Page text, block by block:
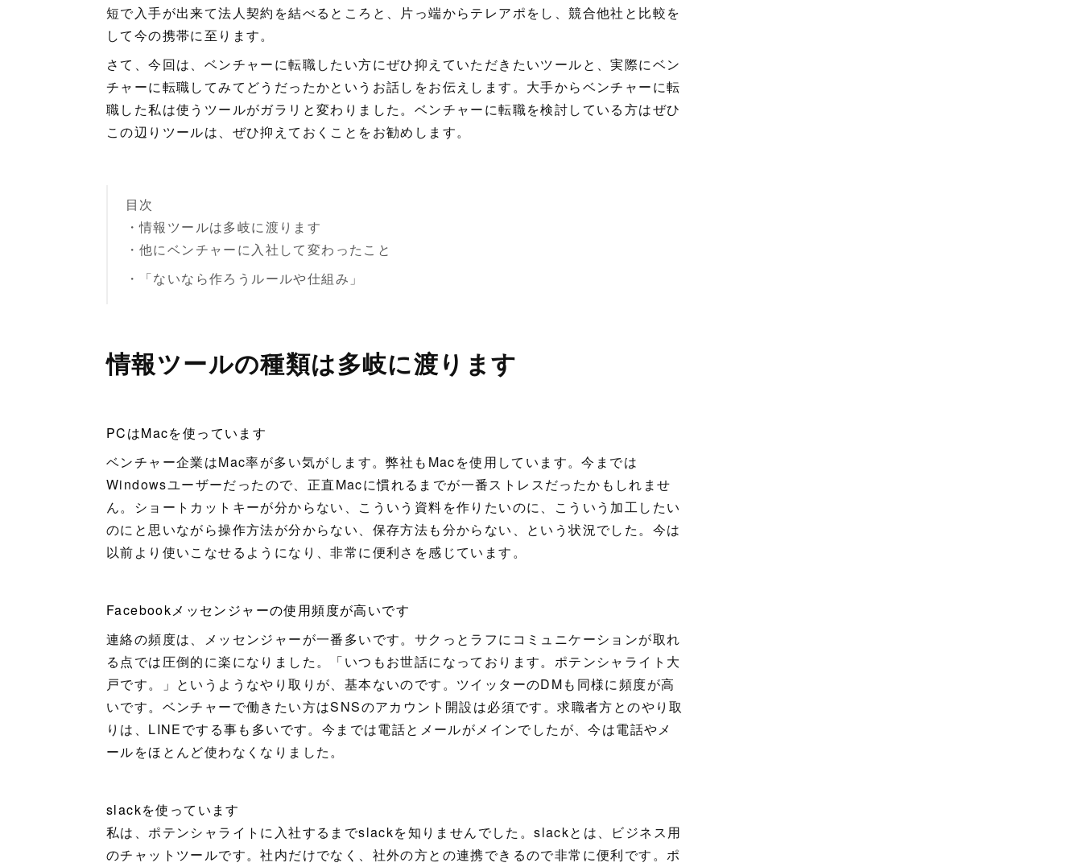
短で入手が出来て法人契約を結べるところと、片っ端からテレアポをし、競合他社と比較を
して今の携帯に至ります。
さて、今回は、ベンチャーに転職したい方にぜひ抑えていただきたいツールと、実際にベン
チャーに転職してみてどうだったかというお話しをお伝えします。大手からベンチャーに転
職した私は使うツールがガラリと変わりました。ベンチャーに転職を検討している方はぜひ
この辺りツールは、ぜひ抑えておくことをお勧めします。
目次
・情報ツールは多岐に渡ります
・他にベンチャーに入社して変わったこと
・「ないなら作ろうルールや仕組み」
情報ツールの種類は多岐に渡ります
PCはMacを使っています
ベンチャー企業はMac率が多い気がします。弊社もMacを使用しています。今までは
Windowsユーザーだったので、正直Macに慣れるまでが一番ストレスだったかもしれませ
ん。ショートカットキーが分からない、こういう資料を作りたいのに、こういう加工したい
のにと思いながら操作方法が分からない、保存方法も分からない、という状況でした。今は
以前より使いこなせるようになり、非常に便利さを感じています。
Facebookメッセンジャーの使用頻度が高いです
連絡の頻度は、メッセンジャーが一番多いです。サクっとラフにコミュニケーションが取れ
る点では圧倒的に楽になりました。「いつもお世話になっております。ポテンシャライト大
戸です。」というようなやり取りが、基本ないのです。ツイッターのDMも同様に頻度が高
いです。ベンチャーで働きたい方はSNSのアカウント開設は必須です。求職者方とのやり取
りは、LINEでする事も多いです。今までは電話とメールがメインでしたが、今は電話やメ
ールをほとんど使わなくなりました。
slackを使っています
私は、ポテンシャライトに入社するまでslackを知りませんでした。slackとは、ビジネス用
のチャットツールです。社内だけでなく、社外の方との連携できるので非常に便利です。ポ